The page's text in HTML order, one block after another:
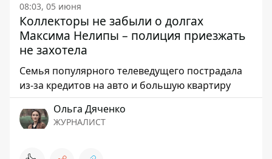
08:03, 05 июня
Коллекторы не забыли о долгах
Максима Нелипы – полиция приезжать
не захотела
Семья популярного телеведущего пострадала
из-за кредитов на авто и большую квартиру
Ольга Дяченко
ЖУРНАЛИСТ